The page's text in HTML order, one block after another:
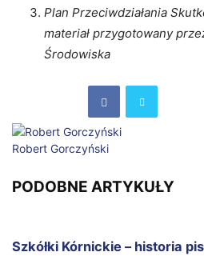
Plan Przeciwdziałania
materiał przygotowany
Środowiska
Robert Gorczyński
PODOBNE ARTYKUŁY
Szkółki Kórnickie – historia